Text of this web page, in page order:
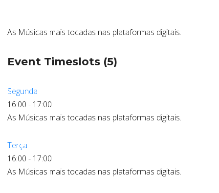
CONTATO
As Músicas mais tocadas nas plataformas digitais.
Event Timeslots (5)
Segunda
16:00 - 17:00
As Músicas mais tocadas nas plataformas digitais.
Terça
16:00 - 17:00
As Músicas mais tocadas nas plataformas digitais.